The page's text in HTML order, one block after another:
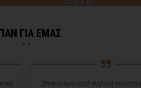
πληρωμής
ΓΙΑ ΕΜΑΣ
Επαγγελματίες!!! Φοβερή